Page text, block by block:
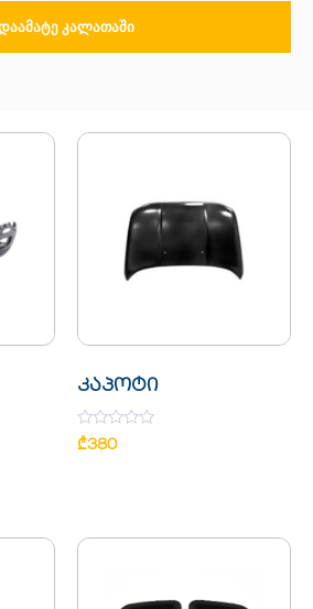
ᲙᲐᲚᲐᲗᲐᲨᲘ
კაპოტი
Rated
0
₾380